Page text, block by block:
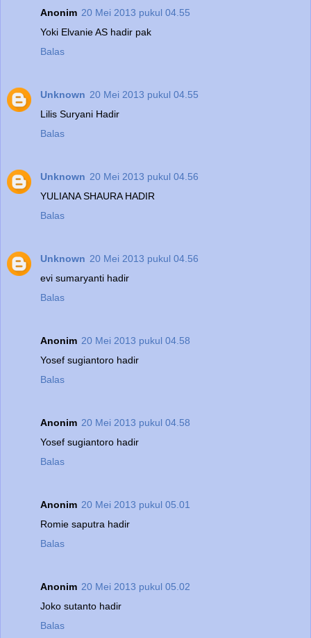
Anonim 20 Mei 2013 pukul 04.55
Yoki Elvanie AS hadir pak
Balas
Unknown 20 Mei 2013 pukul 04.55
Lilis Suryani Hadir
Balas
Unknown 20 Mei 2013 pukul 04.56
YULIANA SHAURA HADIR
Balas
Unknown 20 Mei 2013 pukul 04.56
evi sumaryanti hadir
Balas
Anonim 20 Mei 2013 pukul 04.58
Yosef sugiantoro hadir
Balas
Anonim 20 Mei 2013 pukul 04.58
Yosef sugiantoro hadir
Balas
Anonim 20 Mei 2013 pukul 05.01
Romie saputra hadir
Balas
Anonim 20 Mei 2013 pukul 05.02
Joko sutanto hadir
Balas